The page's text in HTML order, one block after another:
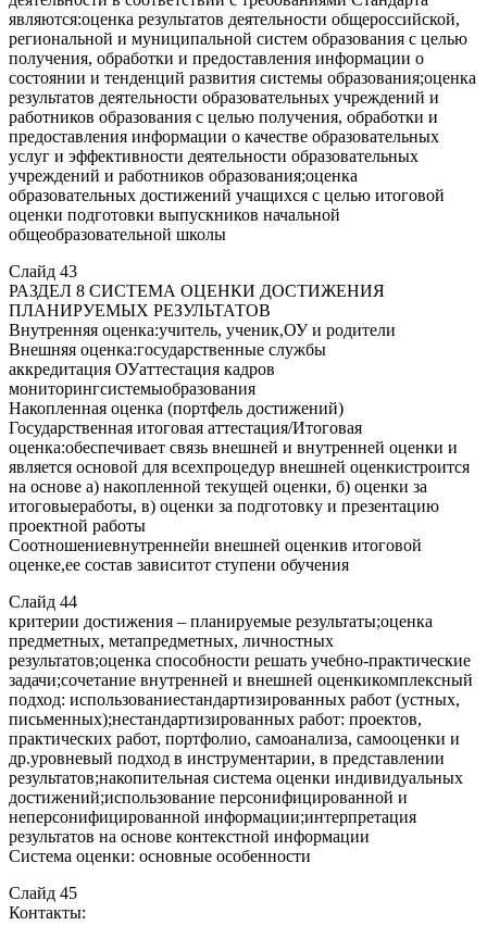
являются:оценка результатов деятельности общероссийской,
региональной и муниципальной систем образования с целью
получения, обработки и предоставления информации о
состоянии и тенденций развития системы образования;оценка
результатов деятельности образовательных учреждений и
работников образования с целью получения, обработки и
предоставления информации о качестве образовательных
услуг и эффективности деятельности образовательных
учреждений и работников образования;оценка
образовательных достижений учащихся с целью итоговой
оценки подготовки выпускников начальной
общеобразовательной школы
Слайд 43
РАЗДЕЛ 8 СИСТЕМА ОЦЕНКИ ДОСТИЖЕНИЯ
ПЛАНИРУЕМЫХ РЕЗУЛЬТАТОВ
Внутренняя оценка:учитель, ученик,ОУ и родители
Внешняя оценка:государственные службы
аккредитация ОУаттестация кадров
мониторингсистемыобразования
Накопленная оценка (портфель достижений)
Государственная итоговая аттестация/Итоговая
оценка:обеспечивает связь внешней и внутренней оценки и
является основой для всехпроцедур внешней оценкистроится
на основе а) накопленной текущей оценки, б) оценки за
итоговыеработы, в) оценки за подготовку и презентацию
проектной работы
Соотношениевнутреннейи внешней оценкив итоговой
оценке,ее состав зависитот ступени обучения
Слайд 44
критерии достижения – планируемые результаты;оценка
предметных, метапредметных, личностных
результатов;оценка способности решать учебно-практические
задачи;сочетание внутренней и внешней оценкикомплексный
подход: использованиестандартизированных работ (устных,
письменных);нестандартизированных работ: проектов,
практических работ, портфолио, самоанализа, самооценки и
др.уровневый подход в инструментарии, в представлении
результатов;накопительная система оценки индивидуальных
достижений;использование персонифицированной и
неперсонифицированной информации;интерпретация
результатов на основе контекстной информации
Система оценки: основные особенности
Слайд 45
Контакты: